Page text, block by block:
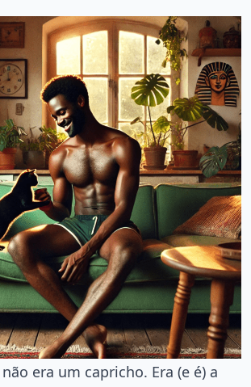
era um capricho. Era (e é) a